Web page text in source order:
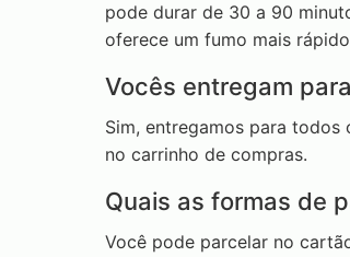
pode durar de 30 a 90
oferece um fumo mais
Vocês entregam
Sim, entregamos para
no carrinho de compras.
Quais as formas de
Você pode parcelar no